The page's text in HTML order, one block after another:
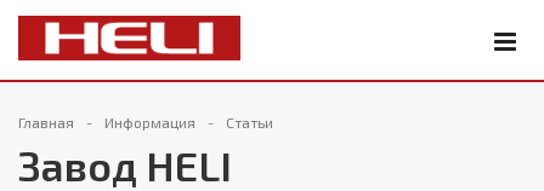
Главная Информация Статьи
Завод HELI